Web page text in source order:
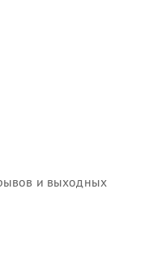
и выходных